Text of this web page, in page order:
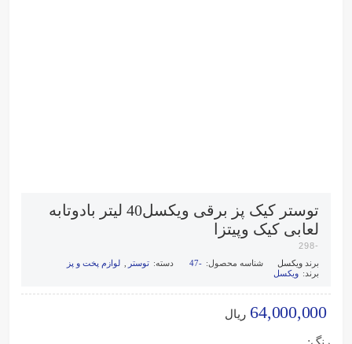
توستر کیک پز برقی ویکسل40 لیتر بادوتابه
لعابی کیک وپیتزا
-298
برند ویکسل شناسه محصول: -47 دسته: توستر
لوازم پخت و پز
برند: ویکسل
64,000,000 ریال